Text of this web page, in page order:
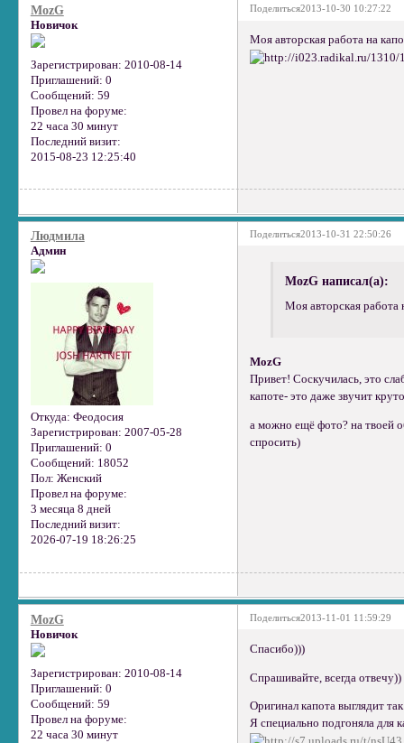
Поделиться2013-10-30 10:27:22
MozG
Новичок
Зарегистрирован: 2010-08-14
Приглашений: 0
Сообщений: 59
Провел на форуме:
22 часа 30 минут
Последний визит:
2015-08-23 12:25:40
Моя авторская работа на
Поделиться2013-10-31 22:50:26
Людмила
Админ
Откуда: Феодосия
Зарегистрирован: 2007-05-28
Приглашений: 0
Сообщений: 18052
Пол: Женский
Провел на форуме:
3 месяца 8 дней
Последний визит:
2026-07-19 18:26:25
MozG написал(а):
Моя авторская работа
MozG
Привет! Соскучилась, это
капоте- это даже звучит
а можно ещё фото? на твоей
спросить)
Поделиться2013-11-01 11:59:29
MozG
Новичок
Зарегистрирован: 2010-08-14
Приглашений: 0
Сообщений: 59
Провел на форуме:
22 часа 30 минут
Спасибо)))
Спрашивайте, всегда отвечу))
Оригинал капота выглядит
Я специально подгоняла для